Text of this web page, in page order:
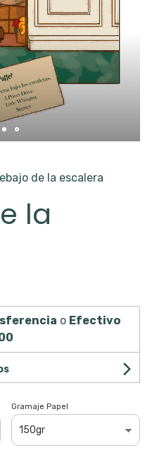
de la escalera
la
o Efectivo
Gramaje Papel